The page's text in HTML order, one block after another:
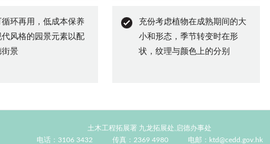
循环再用，低成本保养
代风格的园景元素以配
街景
充份考虑植物在成熟期间的大
小和形态，季节转变时在形
状，纹理与颜色上的分别
土木工程拓展署 九龙拓展处,启德办事处
电话：3106 3432
传真：2369 4980 电邮： ktd@cedd.gov.hk